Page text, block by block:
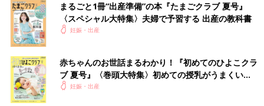
人間関係の相談まで幅広く人生に寄り添うアドバイスを提供して
いる。対面にて直接相談者の話を聞く個人鑑定に加え、延べ
1500万人が利用する六星占術公式占いサイト
（https://www.6sei.net/
「衣食住」が人生の基本との考えから、アパレルブランド、無農
薬野菜サブスクや「子どもたちが笑顔になる社会の実現」を目指
す【スマイルプロジェクト】を始動するなど多方面で活動中。雑
誌連載も抱え、著書に毎年出版する『六星占術による あなたの
まるごと1冊“出産準備”の本『たまごクラブ 夏号』
〈スペシャル大特集〉夫婦で予習する 出産の教科書
妊娠・出産
赤ちゃんのお世話まるわかり！『初めてのひよこクラ
ブ 夏号』〈巻頭大特集〉初めての授乳がうまくい
く！ おっぱい・ミルクの基本と夏のトラブル 解決テ
妊娠・出産